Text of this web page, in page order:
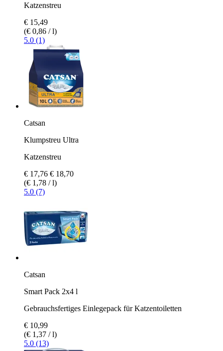
Katzenstreu
€ 15,49
(€ 0,86 / l)
5.0 (1)
Catsan
Klumpstreu Ultra
Katzenstreu
€ 17,76 € 18,70
(€ 1,78 / l)
5.0 (7)
Catsan
Smart Pack 2x4 l
Gebrauchsfertiges Einlegepack für Katzentoiletten
€ 10,99
(€ 1,37 / l)
5.0 (13)